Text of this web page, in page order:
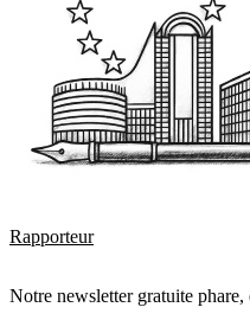
Rapporteur
Notre newsletter gratuite phare,